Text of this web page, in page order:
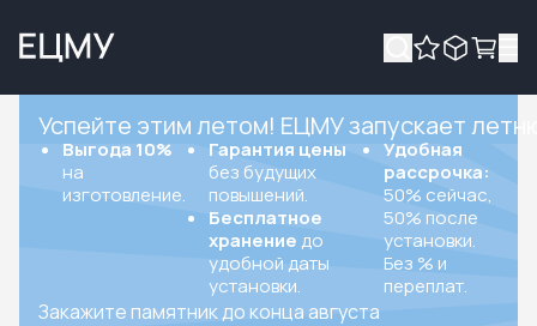
Успейте этим летом! ЕЦМУ запускает
Выгода 10%
на
изготовление.
Гарантия цены
без будущих
повышений.
Бесплатное
хранение до
удобной даты
установки.
Удобная
рассрочка:
50% сейчас,
50% после
установки.
Без % и
переплат.
Закажите памятник до конца августа